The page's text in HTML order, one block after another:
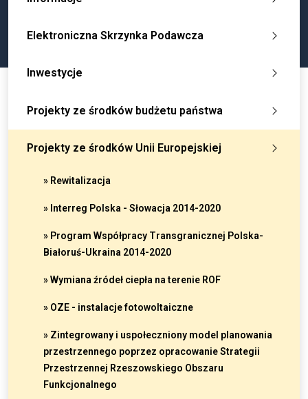
Elektroniczna Skrzynka Podawcza
Inwestycje
Projekty ze środków budżetu państwa
Projekty ze środków Unii Europejskiej
» Rewitalizacja
» Interreg Polska - Słowacja 2014-2020
» Program Współpracy Transgranicznej Polska-
Białoruś-Ukraina 2014-2020
» Wymiana źródeł ciepła na terenie ROF
» OZE - instalacje fotowoltaiczne
» Zintegrowany i uspołeczniony model planowania
przestrzennego poprzez opracowanie Strategii
Przestrzennej Rzeszowskiego Obszaru
Funkcjonalnego